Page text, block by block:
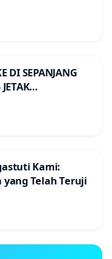
DI SEPANJANG
Kami:
yang Telah Teruji